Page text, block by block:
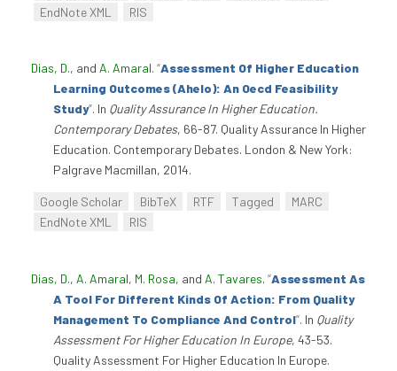
EndNote XML
RIS
Dias, D., and A. Amaral. “Assessment Of Higher Education
Learning Outcomes (Ahelo): An Oecd Feasibility
Study”. In Quality Assurance In Higher Education.
Contemporary Debates, 66-87. Quality Assurance In Higher
Education. Contemporary Debates. London & New York:
Palgrave Macmillan, 2014.
Google Scholar BibTeX RTF Tagged
MARC
EndNote XML
RIS
Dias, D., A. Amaral, M. Rosa, and A. Tavares. “Assessment As
A Tool For Different Kinds Of Action: From Quality
Management To Compliance And Control”. In Quality
Assessment For Higher Education In Europe, 43-53.
Quality Assessment For Higher Education In Europe.